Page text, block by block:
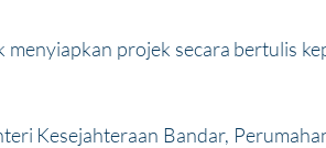
projek secara bertulis
Kesejahteraan Bandar,